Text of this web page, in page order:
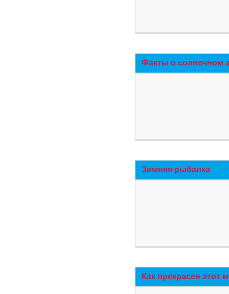
Факты о солнечном
Зимняя рыбалка
Как прекрасен этот